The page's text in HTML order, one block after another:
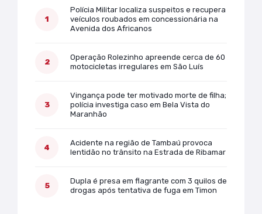
Polícia Militar localiza suspeitos e recupera
veículos roubados em concessionária na
Avenida dos Africanos
Operação Rolezinho apreende cerca de 60
motocicletas irregulares em São Luís
Vingança pode ter motivado morte de filha;
polícia investiga caso em Bela Vista do
Maranhão
Acidente na região de Tambaú provoca
lentidão no trânsito na Estrada de Ribamar
Dupla é presa em flagrante com 3 quilos de
drogas após tentativa de fuga em Timon